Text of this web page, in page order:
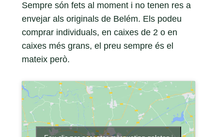
Sempre són fets al moment i no tenen res a
envejar als originals de Belém. Els podeu
comprar individuals, en caixes de 2 o en
caixes més grans, el preu sempre és el
mateix però.